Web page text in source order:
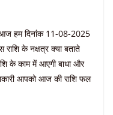
आज हम दिनांक 11-08-2025
के नक्षत्र क्या बताते
के काम में आएगी बाधा और
आपको आज की राशि फल